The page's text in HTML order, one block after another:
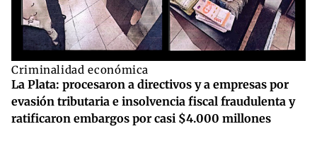
Criminalidad económica
La Plata: procesaron a directivos y a empresas por
evasión tributaria e insolvencia fiscal fraudulenta y
ratificaron embargos por casi $4.000 millones